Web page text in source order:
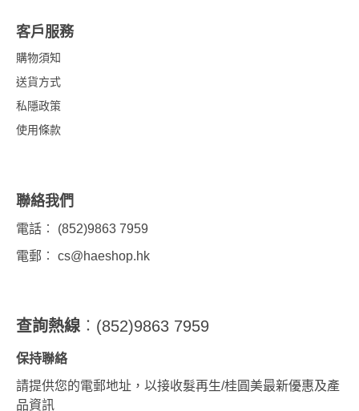
客戶服務
購物須知
送貨方式
私隱政策
使用條款
聯絡我們
電話︰ (852)9863 7959
電郵︰ cs@haeshop.hk
查詢熱線 ︰(852)9863 7959
保持聯絡
請提供您的電郵地址，以接收髮再生/桂圓美最新優惠及產
品資訊